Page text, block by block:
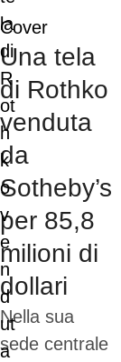
Cover
Una tela
di Rothko
venduta
da
Sotheby’s
per 85,8
milioni di
dollari
Nella sua
sede centrale